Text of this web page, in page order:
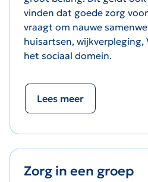
vinden dat goede zorg
vraagt om nauwe
huisartsen, wijkverpleging,
het sociaal domein.
Lees meer
Zorg in een groep